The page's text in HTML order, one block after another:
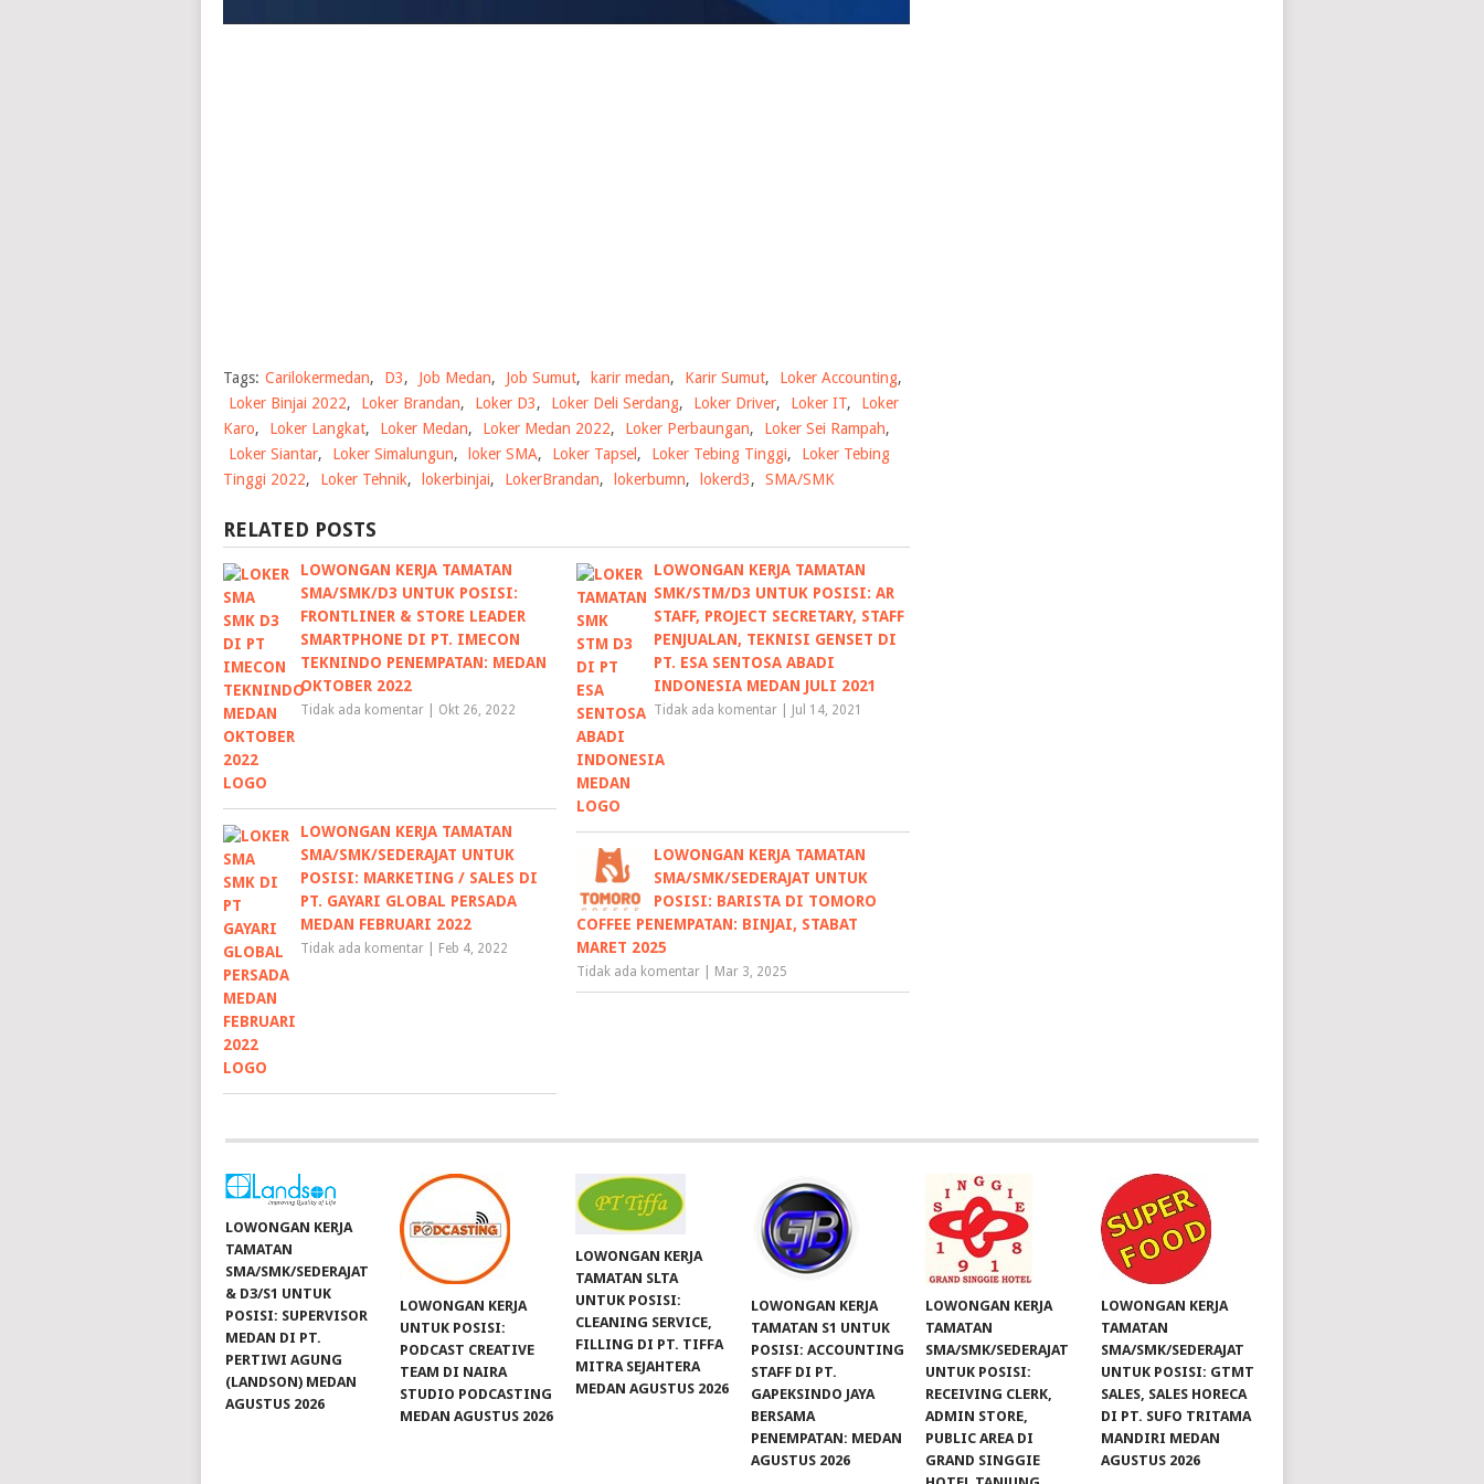
Tags: Carilokermedan, D3, Job Medan, Job Sumut, karir medan, Karir Sumut, Loker Accounting,
Loker Binjai 2022, Loker Brandan, Loker D3, Loker Deli Serdang, Loker Driver, Loker IT,
Loker
Karo, Loker Langkat, Loker Medan, Loker Medan 2022, Loker Perbaungan, Loker Sei Rampah,
Loker Siantar, Loker Simalungun, loker SMA, Loker Tapsel , Loker Tebing Tinggi,
Loker Tebing
Tinggi 2022, Loker Tehnik, lokerbinjai, LokerBrandan, lokerbumn, lokerd3, SMA/SMK
RELATED POSTS
LOWONGAN KERJA TAMATAN
SMA/SMK/D3 UNTUK POSISI:
FRONTLINER & STORE LEADER
SMARTPHONE DI PT. IMECON
TEKNINDO PENEMPATAN: MEDAN
OKTOBER 2022
Tidak ada komentar Okt 26, 2022
LOWONGAN KERJA TAMATAN
SMK/STM/D3 UNTUK POSISI: AR
STAFF, PROJECT SECRETARY, STAFF
PENJUALAN, TEKNISI GENSET DI
PT. ESA SENTOSA ABADI
INDONESIA MEDAN JULI 2021
Tidak ada komentar Jul 14, 2021
LOWONGAN KERJA TAMATAN
SMA/SMK/SEDERAJAT UNTUK
POSISI: MARKETING / SALES DI
PT. GAYARI GLOBAL PERSADA
MEDAN FEBRUARI 2022
Tidak ada komentar Feb 4, 2022
LOWONGAN KERJA TAMATAN
SMA/SMK/SEDERAJAT UNTUK
POSISI: BARISTA DI TOMORO
COFFEE PENEMPATAN: BINJAI, STABAT
MARET 2025
Tidak ada komentar Mar 3, 2025
LOWONGAN KERJA
TAMATAN
SMA/SMK/SEDERAJAT
& D3/S1 UNTUK
POSISI: SUPERVISOR
MEDAN DI PT.
PERTIWI AGUNG
(LANDSON) MEDAN
AGUSTUS 2026
LOWONGAN KERJA
UNTUK POSISI:
PODCAST CREATIVE
TEAM DI NAIRA
STUDIO PODCASTING
MEDAN AGUSTUS 2026
LOWONGAN KERJA
TAMATAN SLTA
UNTUK POSISI:
CLEANING SERVICE,
FILLING DI PT. TIFFA
MITRA SEJAHTERA
MEDAN AGUSTUS 2026
LOWONGAN KERJA
TAMATAN S1 UNTUK
POSISI: ACCOUNTING
STAFF DI PT.
GAPEKSINDO JAYA
BERSAMA
PENEMPATAN: MEDAN
AGUSTUS 2026
LOWONGAN KERJA
TAMATAN
SMA/SMK/SEDERAJAT
UNTUK POSISI:
RECEIVING CLERK,
ADMIN STORE,
PUBLIC AREA DI
GRAND SINGGIE
LOWONGAN KERJA
TAMATAN
SMA/SMK/SEDERAJAT
UNTUK POSISI: GTMT
SALES, SALES HORECA
DI PT. SUFO TRITAMA
MANDIRI MEDAN
AGUSTUS 2026